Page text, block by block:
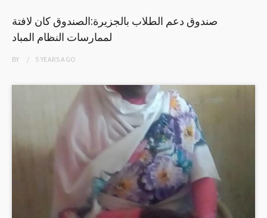
صندوق دعم الطلاب بالجزيرة:الصندوق كان لافتة
لممارسات النظام المباد
BY 5 YEARSAGO